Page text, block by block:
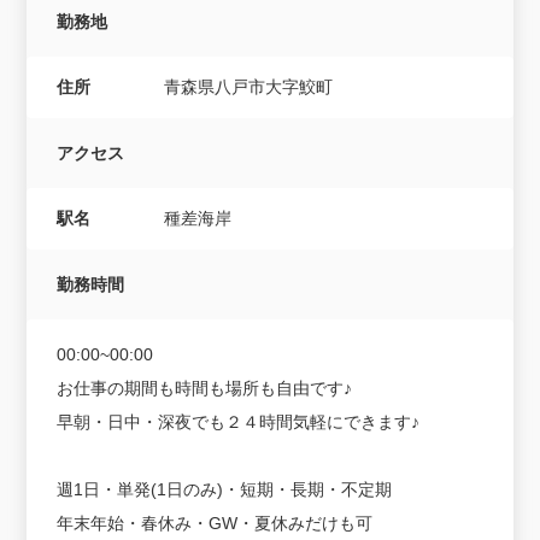
勤務地
住所 青森県八戸市大字鮫町
アクセス
駅名 種差海岸
勤務時間
00:00~00:00
お仕事の期間も時間も場所も自由です♪
早朝・日中・深夜でも２４時間気軽にできます♪
週1日・単発(1日のみ)・短期・長期・不定期
年末年始・春休み・GW・夏休みだけも可